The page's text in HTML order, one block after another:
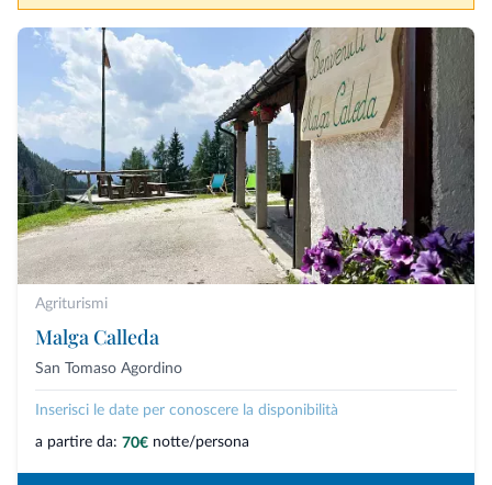
Agriturismi
Malga Calleda
San Tomaso Agordino
Inserisci le date per conoscere la disponibilità
a partire da: 70€ notte/persona